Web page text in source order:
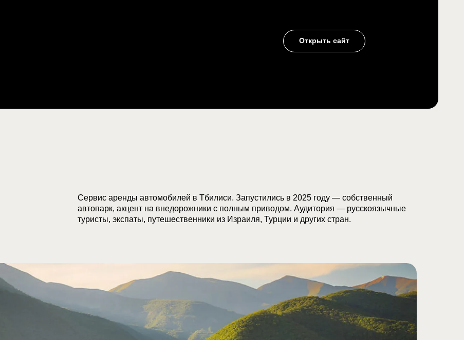
Открыть сайт
Сервис аренды автомобилей в Тбилиси. Запустились в 2025 году — собственный
автопарк, акцент на внедорожники с полным приводом. Аудитория — русскоязычные
туристы, экспаты, путешественники из Израиля, Турции и других стран.